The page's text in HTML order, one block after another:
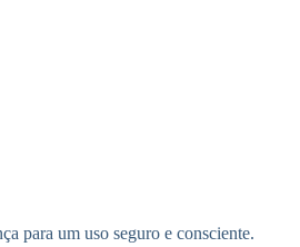
para um uso seguro e consciente.